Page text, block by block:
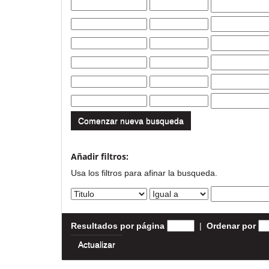
Comenzar nueva busqueda
Añadir filtros:
Usa los filtros para afinar la busqueda.
Resultados por página | Ordenar por